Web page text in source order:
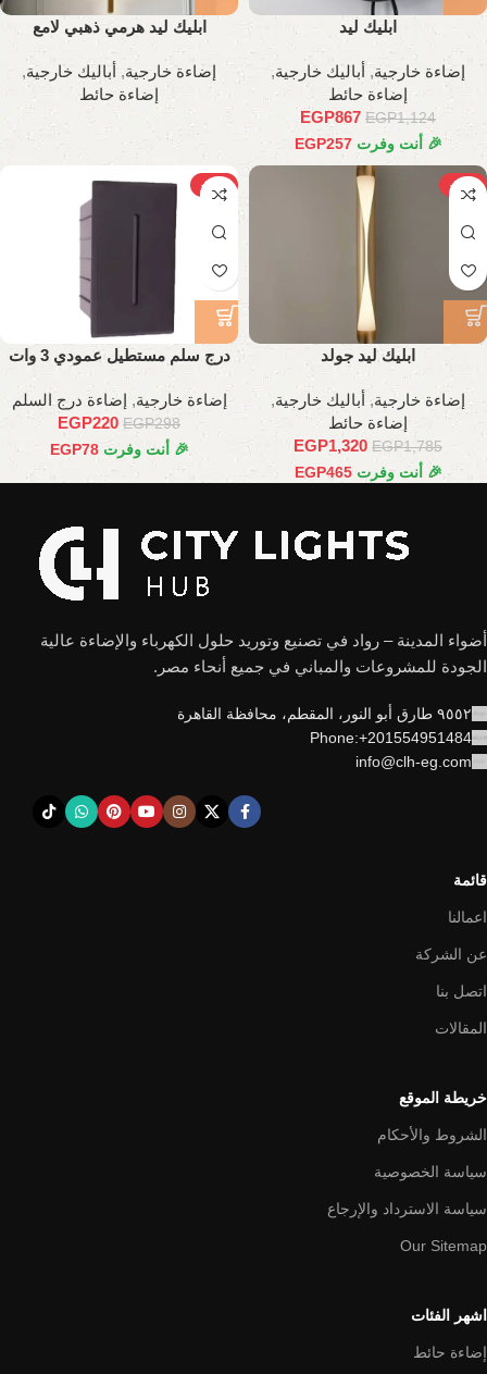
ابليك ليد
إضاءة خارجية, أباليك خارجية,
إضاءة حائط
EGP1,124
EGP867
🎉 أنت وفرت EGP257
ابليك ليد هرمي ذهبي لامع
إضاءة خارجية, أباليك خارجية,
إضاءة حائط
-26%
ابليك ليد جولد
إضاءة خارجية, أباليك خارجية,
إضاءة حائط
EGP1,785
EGP1,320
🎉 أنت وفرت EGP465
-26%
درج سلم مستطيل عمودي 3 وات
إضاءة خارجية, إضاءة درج السلم
EGP298
EGP220
🎉 أنت وفرت EGP78
أضواء المدينة – رواد في تصنيع وتوريد حلول الكهرباء والإضاءة عالية
الجودة للمشروعات والمباني في جميع أنحاء مصر.
٩٥٥٢ طارق أبو النور، المقطم، محافظة القاهرة
Phone:+201554951484
info@clh-eg.com
قائمة
اعمالنا
عن الشركة
اتصل بنا
المقالات
خريطة الموقع
الشروط والأحكام
سياسة الخصوصية
سياسة الاسترداد والإرجاع
Our Sitemap
اشهر الفئات
إضاءة حائط